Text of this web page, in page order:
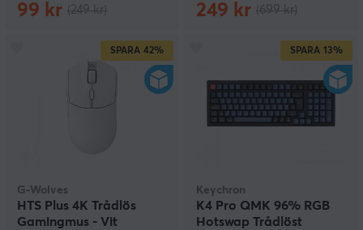
99 kr 249 kr
SPARA 42%
G-Wolves
HTS Plus 4K Trådlös
Gamingmus - Vit
SPARA 13%
Keychron
K4 Pro QMK 96% RGB
Hotswap Trådlöst